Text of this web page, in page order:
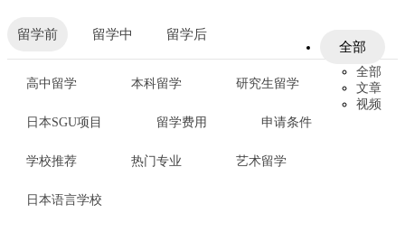
留学前 留学中
留学后
全部
全部
文章
视频
高中留学 本科留学 研究生留学
日本SGU项目 留学费用 申请条件
学校推荐 热门专业 艺术留学
日本语言学校